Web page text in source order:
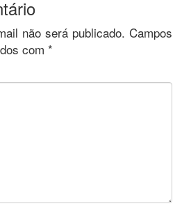
não será publicado. Campos
com *